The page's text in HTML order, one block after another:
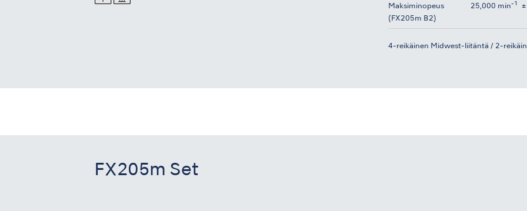
Maksiminopeus
(FX205m B2)
25,000 min-1 ±
4-reikäinen Midwest-liitäntä / 2-
FX205m Set